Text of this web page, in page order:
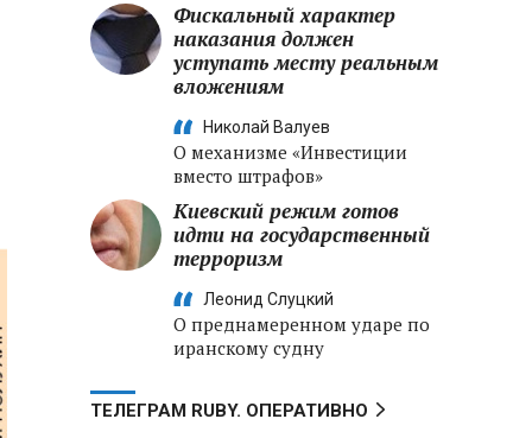
Фискальный характер
наказания должен
уступать месту реальным
вложениям
Николай Валуев
О механизме «Инвестиции
вместо штрафов»
Киевский режим готов
идти на государственный
терроризм
Леонид Слуцкий
О преднамеренном ударе по
иранскому судну
ТЕЛЕГРАМ RUBY. ОПЕРАТИВНО